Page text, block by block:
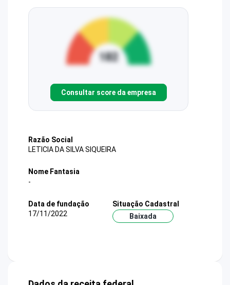
Consultar score da empresa
Razão Social
LETICIA DA SILVA SIQUEIRA
Nome Fantasia
-
Data de fundação
17/11/2022
Situação Cadastral
Baixada